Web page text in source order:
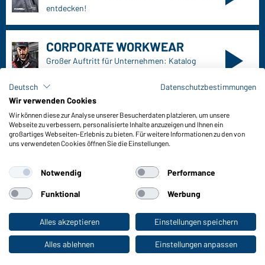
Zum Privatkunden-Shop
Ihre Ansprechpartner
Frachtkosten
FAQ / User Manual
Meldeportal nach Hinweisgeberschutz
Funktionen & Pflege
Produkteigenschaften
Pflegehinweise
Farben
WORKWEAR COLLECTION
Die ideale Wahl für Professionals: Kollektionen
entdecken!
Deutsch
Datenschutzbestimmungen
Wir verwenden Cookies
Wir können diese zur Analyse unserer Besucherdaten platzieren, um unsere
Webseite zu verbessern, personalisierte Inhalte anzuzeigen und Ihnen ein
großartiges Webseiten-Erlebnis zu bieten. Für weitere Informationen zu den von
uns verwendeten Cookies öffnen Sie die Einstellungen.
Notwendig Performance
Funktional Werbung
Alles akzeptieren Einstellungen speichern
Alles ablehnen Einstellungen anpassen